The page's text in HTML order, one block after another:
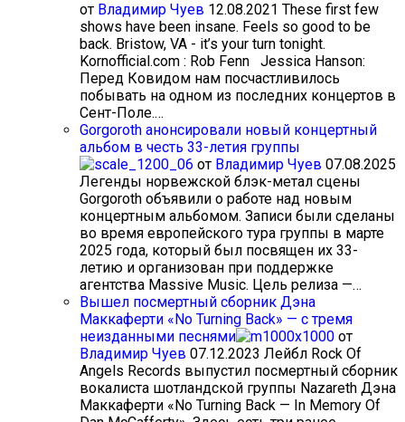
от Владимир Чуев 12.08.2021 These first few
shows have been insane. Feels so good to be
back. Bristow, VA - it’s your turn tonight.
Kornofficial.com : Rob Fenn Jessica Hanson:
Перед Ковидом нам посчастливилось
побывать на одном из последних концертов в
Сент-Поле.…
Gorgoroth анонсировали новый концертный
альбом в честь 33-летия группы
от Владимир Чуев 07.08.2025
Легенды норвежской блэк-метал сцены
Gorgoroth объявили о работе над новым
концертным альбомом. Записи были сделаны
во время европейского тура группы в марте
2025 года, который был посвящен их 33-
летию и организован при поддержке
агентства Massive Music. Цель релиза —…
Вышел посмертный сборник Дэна
Маккаферти «No Turning Back» — с тремя
неизданными песнями
от
Владимир Чуев 07.12.2023 Лейбл Rock Of
Angels Records выпустил посмертный сборник
вокалиста шотландской группы Nazareth Дэна
Маккаферти «No Turning Back — In Memory Of